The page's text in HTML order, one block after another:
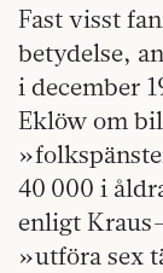
Fast visst
betydelse,
i december
Eklöw om
40 000 i
enligt
»utföra sex